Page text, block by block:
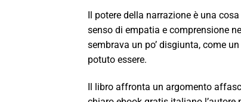
Il potere della narrazione è una
senso di empatia e comprensione
sembrava un po’ disgiunta, come
potuto essere.
Il libro affronta un argomento